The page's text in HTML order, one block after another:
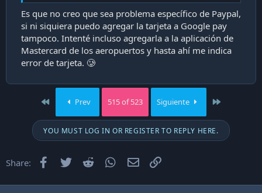
Es que no creo que sea problema específico de Paypal,
si ni siquiera puedo agregar la tarjeta a Google pay
tampoco. Intenté incluso agregarla a la aplicación de
Mastercard de los aeropuertos y hasta ahí me indica
error de tarjeta. 🥲
First Prev 515 of 523 Siguiente
YOU MUST LOG IN OR REGISTER TO REPLY HERE.
Share: Facebook
Twitter Reddit WhatsApp
Email